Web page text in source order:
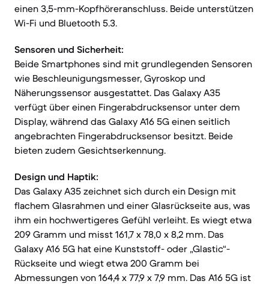
einen 3,5-mm-Kopfhöreranschluss. Beide unterstützen
Wi-Fi und Bluetooth 5.3.
Sensoren und Sicherheit:
Beide Smartphones sind mit grundlegenden Sensoren
wie Beschleunigungsmesser, Gyroskop und
Näherungssensor ausgestattet. Das Galaxy A35
verfügt über einen Fingerabdrucksensor unter dem
Display, während das Galaxy A16 5G einen seitlich
angebrachten Fingerabdrucksensor besitzt. Beide
bieten zudem Gesichtserkennung.
Design und Haptik:
Das Galaxy A35 zeichnet sich durch ein Design mit
flachem Glasrahmen und einer Glasrückseite aus, was
ihm ein hochwertigeres Gefühl verleiht. Es wiegt etwa
209 Gramm und misst 161,7 x 78,0 x 8,2 mm. Das
Galaxy A16 5G hat eine Kunststoff- oder „Glastic“-
Rückseite und wiegt etwa 200 Gramm bei
Abmessungen von 164,4 x 77,9 x 7,9 mm. Das A16 5G ist